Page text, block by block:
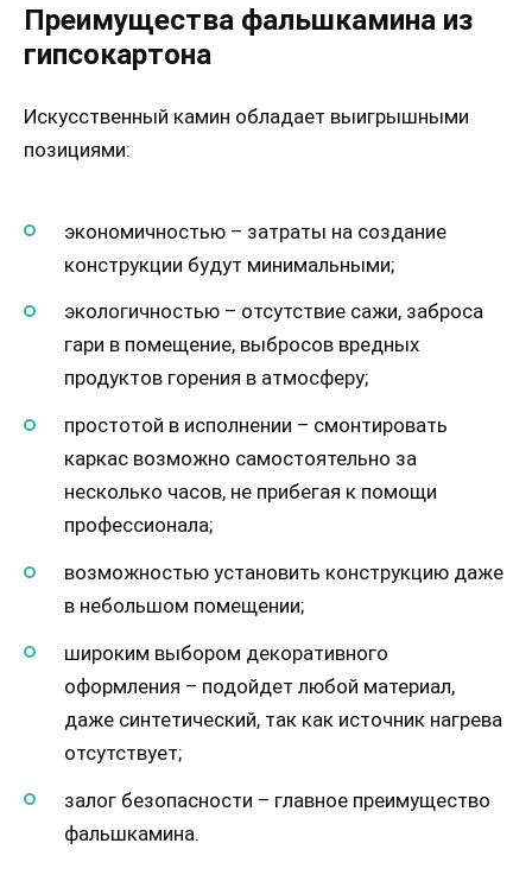
Преимущества фальшкамина из
гипсокартона
Искусственный камин обладает выигрышными
позициями:
экономичностью – затраты на создание
конструкции будут минимальными;
экологичностью – отсутствие сажи, заброса
гари в помещение, выбросов вредных
продуктов горения в атмосферу;
простотой в исполнении – смонтировать
каркас возможно самостоятельно за
несколько часов, не прибегая к помощи
профессионала;
возможностью установить конструкцию даже
в небольшом помещении;
широким выбором декоративного
оформления – подойдет любой материал,
даже синтетический, так как источник нагрева
отсутствует;
залог безопасности – главное преимущество
фальшкамина.